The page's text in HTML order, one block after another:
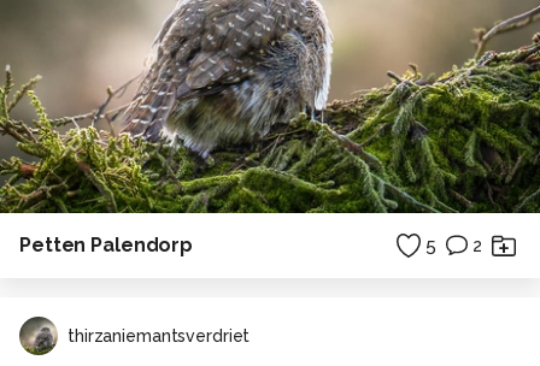
Petten Palendorp 5 2
thirzaniemantsverdriet